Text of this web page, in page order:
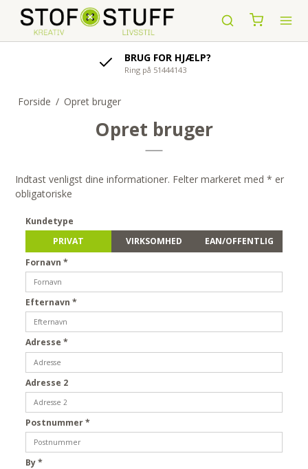
BRUG FOR HJÆLP?
Ring på 51444143
Forside / Opret bruger
Opret bruger
Indtast venligst dine informationer. Felter markeret med * er
obligatoriske
Kundetype
PRIVAT
VIRKSOMHED
EAN/OFFENTLIG
Fornavn*
Efternavn*
Adresse*
Adresse 2
Postnummer*
By*